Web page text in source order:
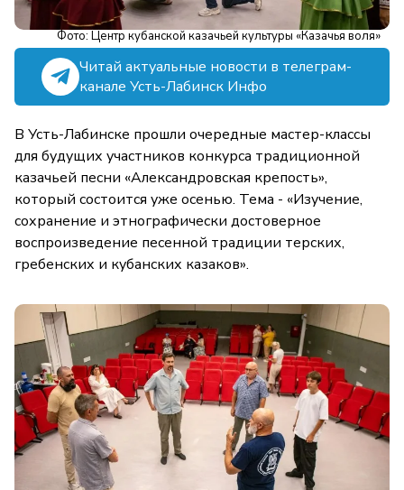
Фото: Центр кубанской казачьей культуры «Казачья воля»
Читай актуальные новости в телеграм-
канале Усть-Лабинск Инфо
В Усть-Лабинске прошли очередные мастер-классы
для будущих участников конкурса традиционной
казачьей песни «Александровская крепость»,
который состоится уже осенью. Тема - «Изучение,
сохранение и этнографически достоверное
воспроизведение песенной традиции терских,
гребенских и кубанских казаков».